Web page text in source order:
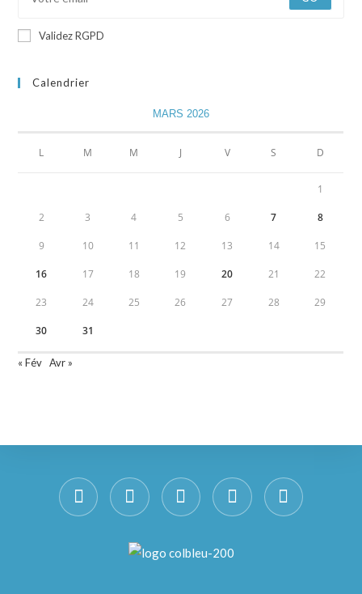
Validez RGPD
Calendrier
MARS 2026
L M M J V S D
1
2 3 4 5 6 7 8
9 10 11 12 13 14 15
16 17 18 19 20 21 22
23 24 25 26 27 28 29
30 31
« Fév Avr »